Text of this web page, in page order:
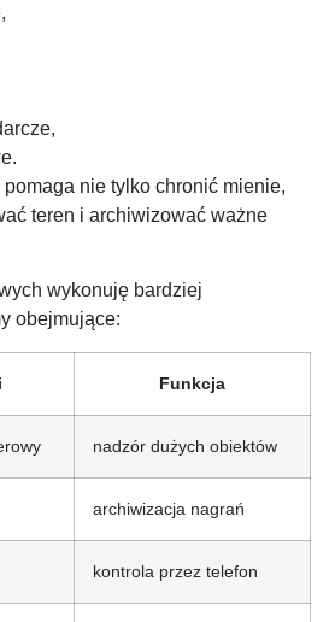
nie tylko chronić mienie,
teren i archiwizować ważne
wykonuję bardziej
obejmujące:
Funkcja
nadzór dużych obiektów
archiwizacja nagrań
kontrola przez telefon